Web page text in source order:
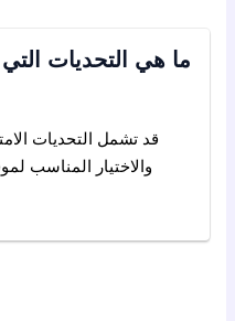
ما هي التحديات
قد تشمل التحديات
والاختيار المناسب